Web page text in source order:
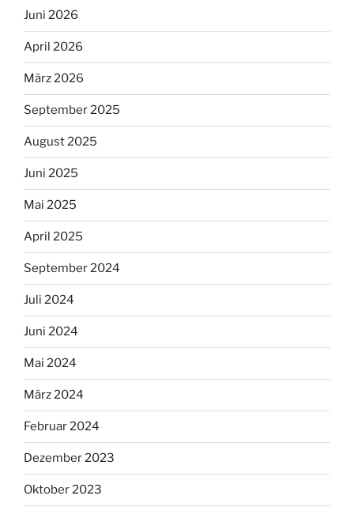
Juni 2026
April 2026
März 2026
September 2025
August 2025
Juni 2025
Mai 2025
April 2025
September 2024
Juli 2024
Juni 2024
Mai 2024
März 2024
Februar 2024
Dezember 2023
Oktober 2023